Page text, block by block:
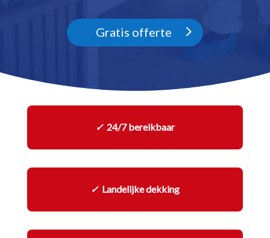
Gratis offerte
✓24/7 bereikbaar
✓ Landelijke dekking